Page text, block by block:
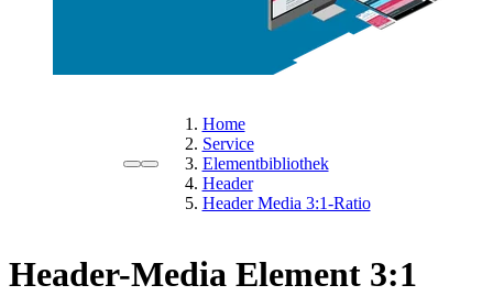
Home
Service
Elementbibliothek
Header
Header Media 3:1-Ratio
Header-Media Element 3:1